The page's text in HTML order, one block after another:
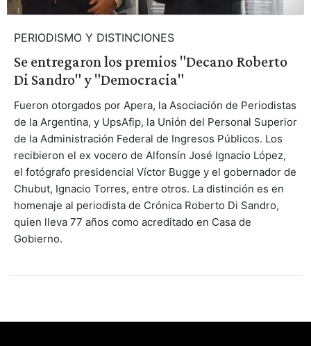
PERIODISMO Y DISTINCIONES
Se entregaron los premios "Decano Roberto
Di Sandro" y "Democracia"
Fueron otorgados por Apera, la Asociación de Periodistas
de la Argentina, y UpsAfip, la Unión del Personal Superior
de la Administración Federal de Ingresos Públicos. Los
recibieron el ex vocero de Alfonsín José Ignacio López,
el fotógrafo presidencial Víctor Bugge y el gobernador de
Chubut, Ignacio Torres, entre otros. La distinción es en
homenaje al periodista de Crónica Roberto Di Sandro,
quien lleva 77 años como acreditado en Casa de
Gobierno.